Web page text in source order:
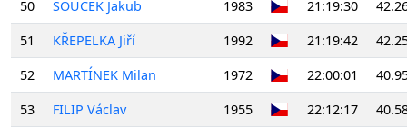
50 SOUČEK Jakub 1983 21:19:30
51
KŘEPELKA Jiří 1992 21:19:42
52
MARTÍNEK Milan 1972 22:00:01
53
FILIP Václav 1955 22:12:17